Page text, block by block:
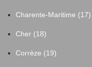
Charente-Maritime (17)
Cher (18)
Corrèze (19)